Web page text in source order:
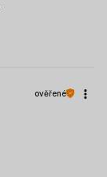
ověřené